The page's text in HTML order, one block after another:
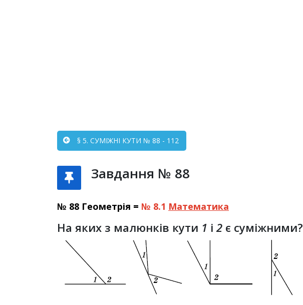
§ 5. СУМІЖНІ КУТИ № 88 - 112
Завдання № 88
№ 88 Геометрія = № 8.1 Математика
На яких з малюнків кути 1 і2 є суміжними?